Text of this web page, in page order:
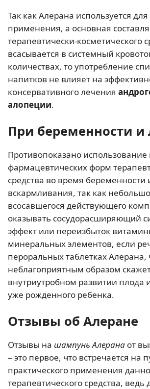
Так как Алерана используется
применения, а основная
терапевтически-косметического
всасывается в системный
количествах, то употребление
напитков не влияет на
консервативного лечения
алопеции.
При беременности и
Противопоказано использование
фармацевтических форм
средства во время беременности
вскармливания, так как
всосавшегося действующего
оказывать сосудорасширяющий
эффект или переизбыток
минеральных элементов, если
пероральных таблетках Алерана,
неблагоприятным образом
внутриутробном развитии плода
уже рожденного ребенка.
Отзывы об Алеране
Отзывы на шампунь Алерана от
– это первое, что встречается на
практического применения
терапевтического средства, ведь